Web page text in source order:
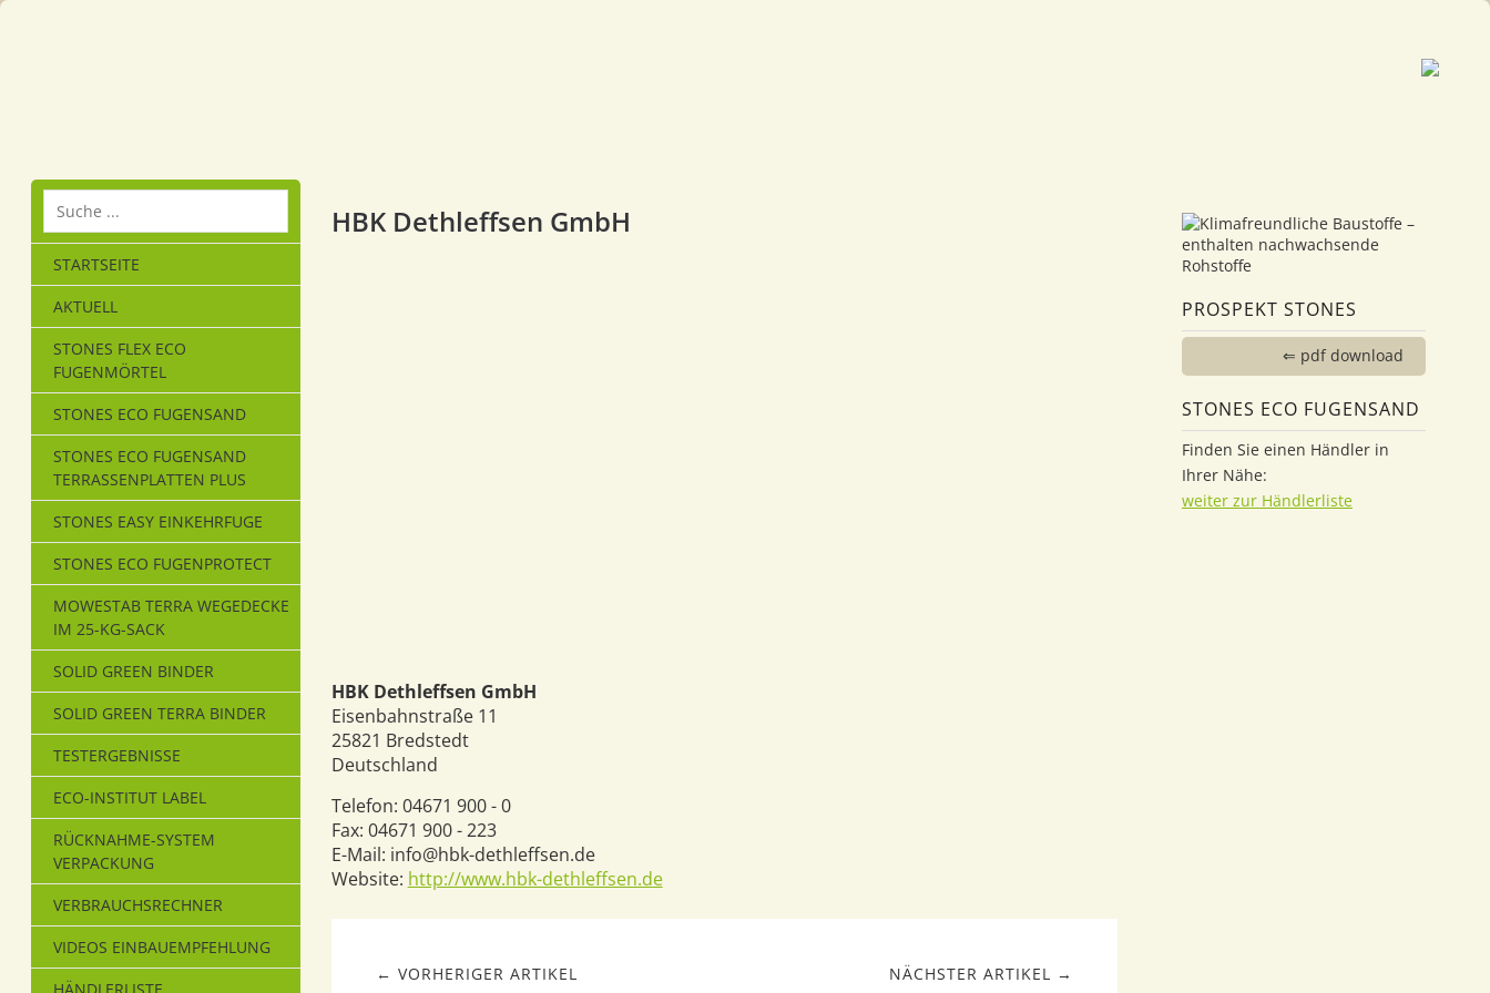
STARTSEITE
AKTUELL
STONES FLEX ECO
FUGENMÖRTEL
STONES ECO FUGENSAND
STONES ECO FUGENSAND
TERRASSENPLATTEN PLUS
STONES EASY EINKEHRFUGE
STONES ECO FUGENPROTECT
MOWESTAB TERRA WEGEDECKE
IM 25-KG-SACK
SOLID GREEN BINDER
SOLID GREEN TERRA BINDER
TESTERGEBNISSE
ECO-INSTITUT LABEL
RÜCKNAHME-SYSTEM
VERPACKUNG
VERBRAUCHSRECHNER
VIDEOS EINBAUEMPFEHLUNG
HBK Dethleffsen GmbH
HBK Dethleffsen GmbH
Eisenbahnstraße 11
25821 Bredstedt
Deutschland
Telefon: 04671 900 - 0
Fax: 04671 900 - 223
E-Mail: info@hbk-dethleffsen.de
Website: http://www.hbk-dethleffsen.de
NÄCHSTER ARTIKEL →
← VORHERIGER ARTIKEL
PROSPEKT STONES
⇐ pdf download
STONES ECO FUGENSAND
Finden Sie einen Händler in
Ihrer Nähe:
weiter zur Händlerliste